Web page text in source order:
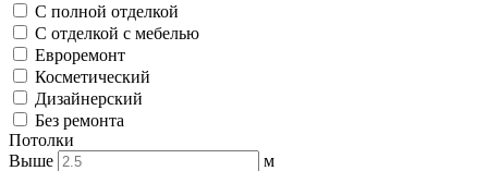
С полной отделкой
С отделкой с мебелью
Евроремонт
Косметический
Дизайнерский
Без ремонта
Потолки
Выше
м